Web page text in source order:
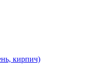
кирпич)